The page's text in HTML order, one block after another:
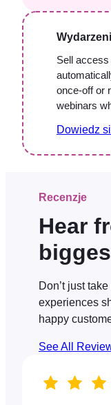
Sell access
once-off or
webinars
Dowiedz
Recenzje
Hear
Don’t just
experiences
happy
See All